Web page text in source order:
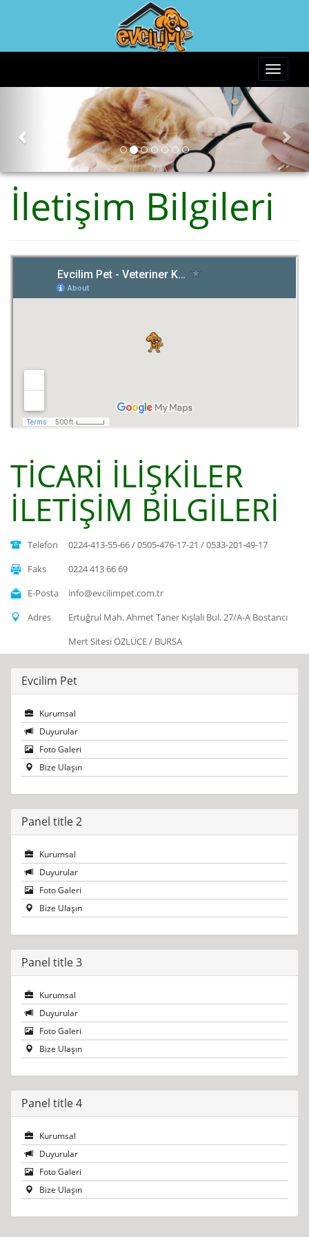
İletişim Bilgileri
TİCARİ İLİŞKİLER
İLETİŞİM BİLGİLERİ
Telefon
0224-413-55-66 / 0505-476-17-21 / 0533-201-49-17
Faks
0224 413 66 69
E-Posta
info@evcilimpet.com.tr
Adres
Ertuğrul Mah. Ahmet Taner Kışlalı Bul. 27/A-A Bostancı
Mert Sitesi ÖZLÜCE / BURSA
Evcilim Pet
Kurumsal
Duyurular
Foto Galeri
Bize Ulaşın
Panel title 2
Kurumsal
Duyurular
Foto Galeri
Bize Ulaşın
Panel title 3
Kurumsal
Duyurular
Foto Galeri
Bize Ulaşın
Panel title 4
Kurumsal
Duyurular
Foto Galeri
Bize Ulaşın